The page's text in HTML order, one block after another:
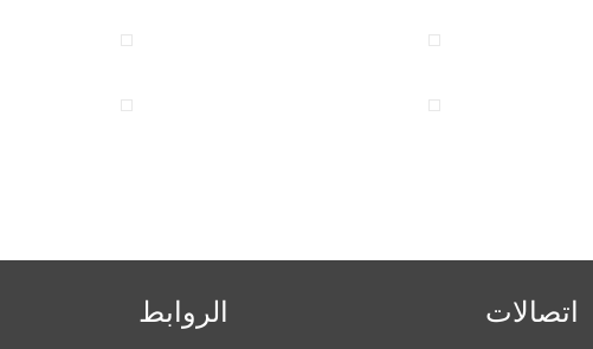
الروابط اتصالات